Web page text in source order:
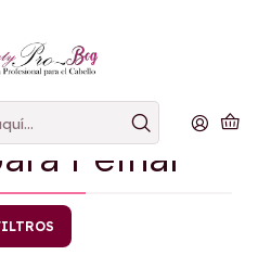
para Peinar
Peinar